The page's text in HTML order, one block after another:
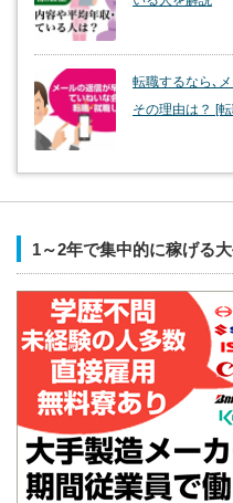
転職するなら､
その理由は？ [
1～2年で集中的に稼げる